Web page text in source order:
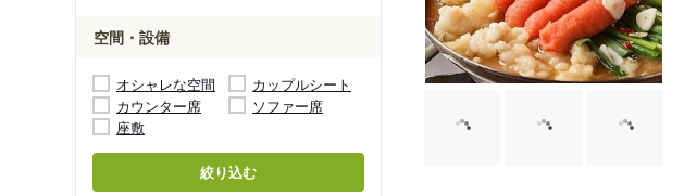
空間・設備
オシャレな空間
カップルシート
カウンター席
ソファー席
座敷
絞り込む